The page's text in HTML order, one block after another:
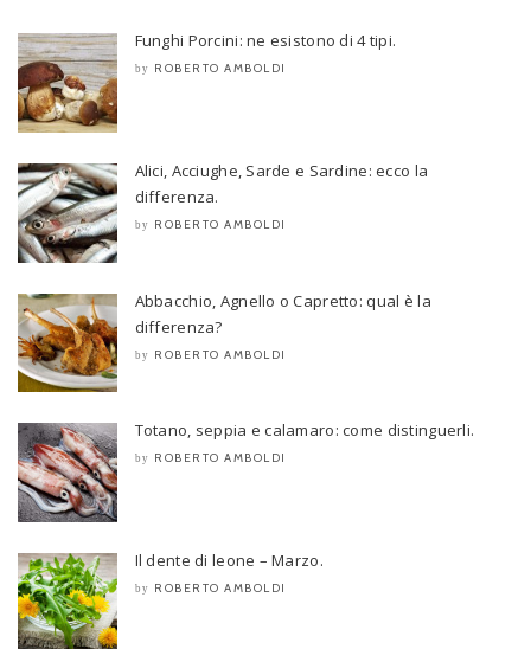
Funghi Porcini: ne esistono di 4 tipi.
by ROBERTO AMBOLDI
Alici, Acciughe, Sarde e Sardine: ecco la
differenza.
by ROBERTO AMBOLDI
Abbacchio, Agnello o Capretto: qual è la
differenza?
by ROBERTO AMBOLDI
Totano, seppia e calamaro: come distinguerli.
by ROBERTO AMBOLDI
Il dente di leone – Marzo.
by ROBERTO AMBOLDI